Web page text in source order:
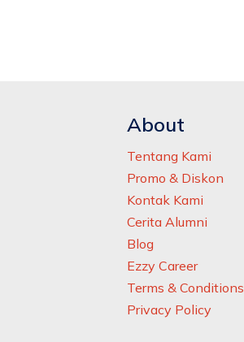
About
Tentang Kami
Promo & Diskon
Kontak Kami
Cerita Alumni
Blog
Ezzy Career
Terms & Conditions
Privacy Policy